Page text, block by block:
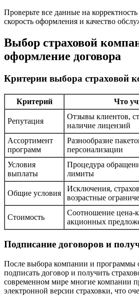
Проверьте все данные на
скорость оформления и качество
Выбор страховой
оформление договора
Критерии выбора страховой
Критерий Что
Репутация
Отзывы клиентов,
наличие лицензий
Ассортимент
программ
Разнообразие
персонализации
Условия
выплаты
Процедура
лимиты
Общие условия
Исключения,
возрастные
Стоимость
Соотношение цена-
акционных
Подписание договоров и
После выбора компании и программы
подписать договор и получить
современном мире многие компании
электронной версии страховки, что